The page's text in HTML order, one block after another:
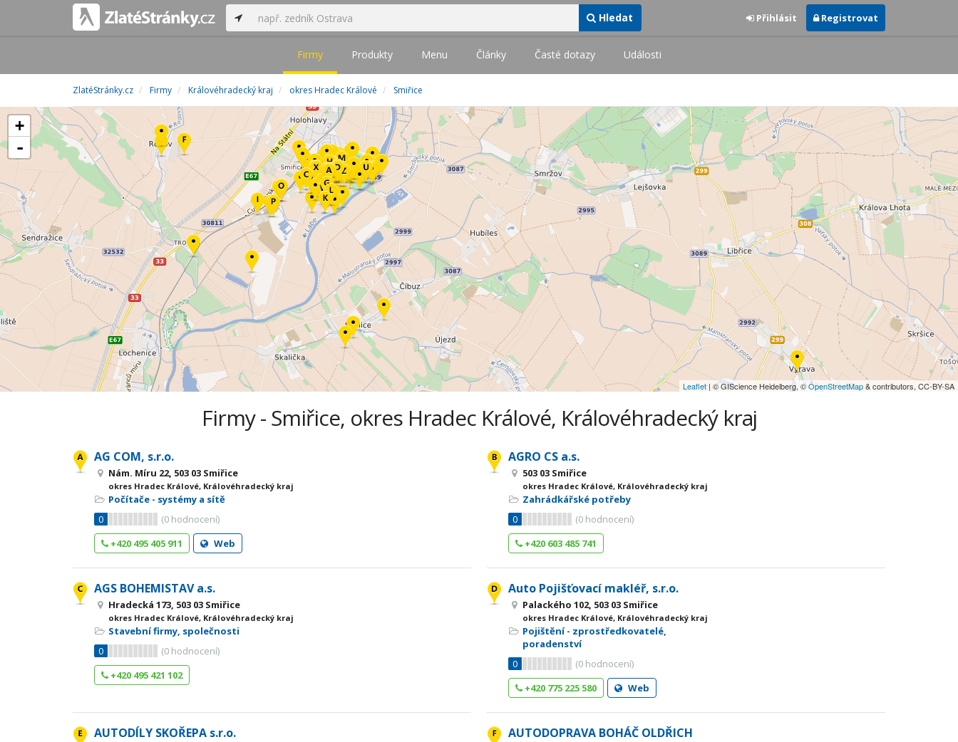
Hledat Přihlásit Registrovat
Firmy Produkty Menu Články Časté dotazy Události
ZlatéStránky.cz Firmy Královéhradecký kraj okres Hradec Králové Smiřice
+
-
Leaflet | © GIScience Heidelberg, ©OpenStreetMap& contributors, CC-BY-SA
Firmy - Smiřice, okres Hradec Králové, Královéhradecký kraj
AG COM, s.r.o.
Nám. Míru 22, 503 03 Smiřice
okres Hradec Králové, Královéhradecký kraj
Počítače - systémy a sítě
0
(0 hodnocení)
+420 495 405 911
Web
AGRO CS a.s.
503 03 Smiřice
okres Hradec Králové, Královéhradecký kraj
Zahrádkářské potřeby
0
(0 hodnocení)
+420 603 485 741
AGS BOHEMISTAV a.s.
Hradecká 173, 503 03 Smiřice
okres Hradec Králové, Královéhradecký kraj
Stavební firmy, společnosti
0
(0 hodnocení)
+420 495 421 102
Auto Pojišťovací makléř, s.r.o.
Palackého 102, 503 03 Smiřice
okres Hradec Králové, Královéhradecký kraj
Pojištění - zprostředkovatelé,
poradenství
0
(0 hodnocení)
+420 775 225 580
Web
AUTODÍLY SKOŘEPA s.r.o. AUTODOPRAVA BOHÁČ OLDŘICH